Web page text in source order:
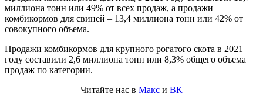
миллиона тонн или 49% от всех продаж, а продажи
комбикормов для свиней – 13,4 миллиона тонн или 42% от
совокупного объема.
Продажи комбикормов для крупного рогатого скота в 2021
году составили 2,6 миллиона тонн или 8,3% общего объема
продаж по категории.
Читайте нас в Макс и ВК